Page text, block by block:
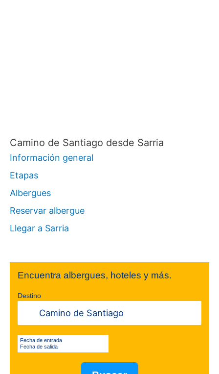
Camino de Santiago desde Sarria
Información general
Etapas
Albergues
Reservar albergue
Llegar a Sarria
Encuentra albergues, hoteles y más.
Destino
Fecha de entrada
Fecha de salida